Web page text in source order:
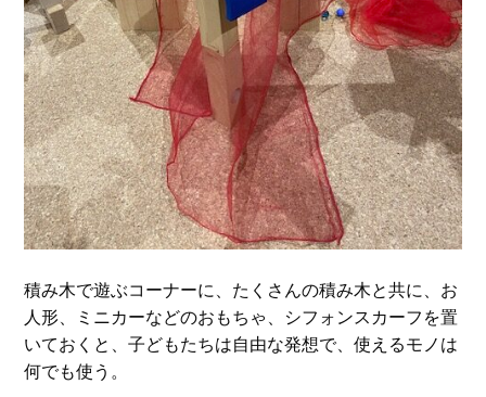
積み木で遊ぶコーナーに、たくさんの積み木と共に、お
人形、ミニカーなどのおもちゃ、シフォンスカーフを置
いておくと、子どもたちは自由な発想で、使えるモノは
何でも使う。